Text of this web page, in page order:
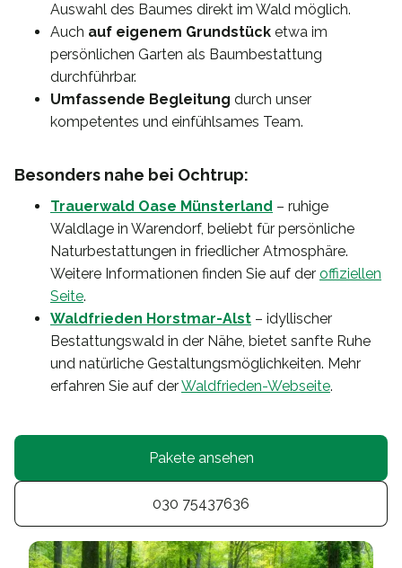
Auswahl des Baumes direkt im Wald möglich.
Auch auf eigenem Grundstück etwa im
persönlichen Garten als Baumbestattung
durchführbar.
Umfassende Begleitung durch unser
kompetentes und einfühlsames Team.
Besonders nahe bei Ochtrup:
Trauerwald Oase Münsterland – ruhige
Waldlage in Warendorf, beliebt für persönliche
Naturbestattungen in friedlicher Atmosphäre.
Weitere Informationen finden Sie auf der offiziellen
Seite.
Waldfrieden Horstmar-Alst – idyllischer
Bestattungswald in der Nähe, bietet sanfte Ruhe
und natürliche Gestaltungsmöglichkeiten. Mehr
erfahren Sie auf derWaldfrieden-Webseite.
Pakete ansehen
030 75437636